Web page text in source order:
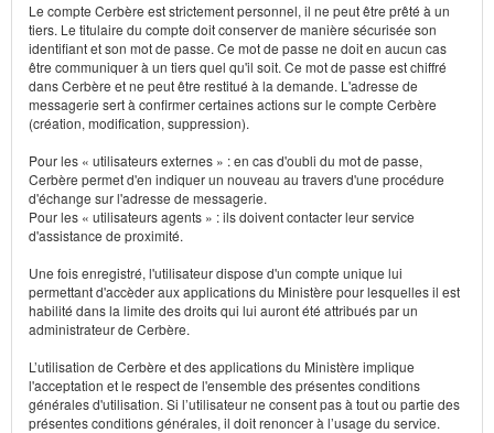
Le compte Cerbère est strictement personnel, il ne peut être prêté à un
tiers. Le titulaire du compte doit conserver de manière sécurisée son
identifiant et son mot de passe. Ce mot de passe ne doit en aucun cas
être communiquer à un tiers quel qu'il soit. Ce mot de passe est chiffré
dans Cerbère et ne peut être restitué à la demande. L'adresse de
messagerie sert à confirmer certaines actions sur le compte Cerbère
(création, modification, suppression).
Pour les « utilisateurs externes » : en cas d'oubli du mot de passe,
Cerbère permet d'en indiquer un nouveau au travers d'une procédure
d'échange sur l'adresse de messagerie.
Pour les « utilisateurs agents » : ils doivent contacter leur service
d'assistance de proximité.
Une fois enregistré, l'utilisateur dispose d'un compte unique lui
permettant d'accèder aux applications du Ministère pour lesquelles il est
habilité dans la limite des droits qui lui auront été attribués par un
administrateur de Cerbère.
L’utilisation de Cerbère et des applications du Ministère implique
l'acceptation et le respect de l'ensemble des présentes conditions
générales d'utilisation. Si l’utilisateur ne consent pas à tout ou partie des
présentes conditions générales, il doit renoncer à l’usage du service.